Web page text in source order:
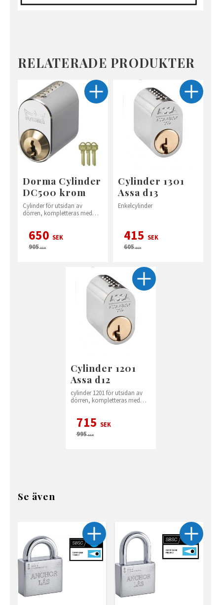
RELATERADE PRODUKTER
Dorma Cylinder
DC500 krom
Cylinder för utsidan av
dörren, kompletteras med
650 SEK
905SEK
Cylinder 1301
Assa d13
Enkelcylinder
415 SEK
605SEK
Cylinder 1201
Assa d12
cylinder 1201 för utsidan av
dörren, kompletteras med
715 SEK
995SEK
Se även